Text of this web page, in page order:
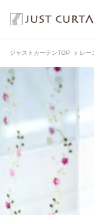
ジャストカーテンTOP レー